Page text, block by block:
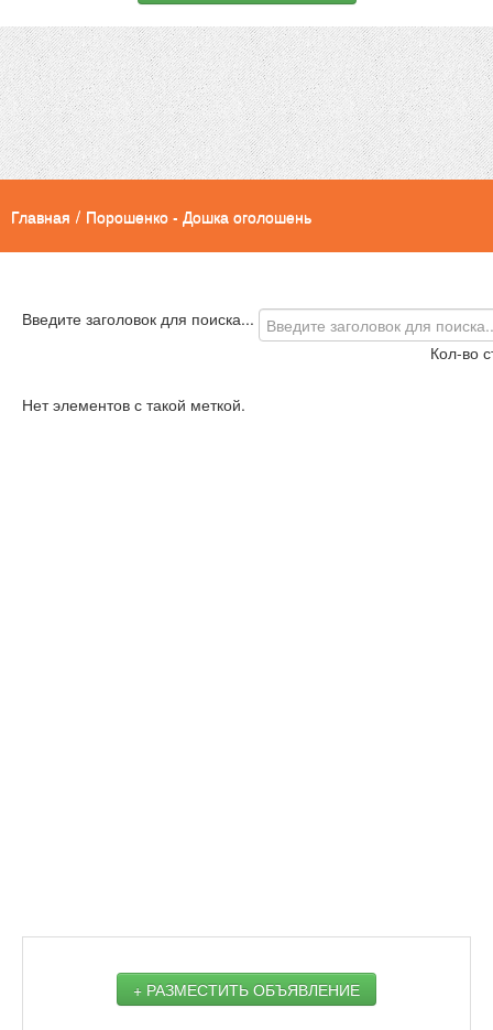
Главная / Порошенко - Дошка оголошень
Введите заголовок для поиска...
Кол-во
Нет элементов с такой меткой.
+ РАЗМЕСТИТЬ ОБЪЯВЛЕНИЕ